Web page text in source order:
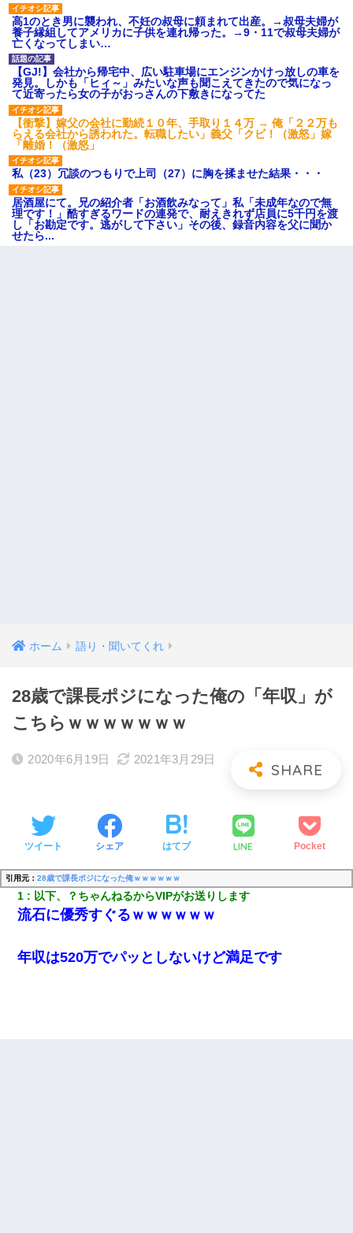
高1のとき男に襲われ、不妊の叔母に頼まれて出産。→叔母夫婦が
養子縁組してアメリカに子供を連れ帰った。→9・11で叔母夫婦が
亡くなってしまい…
【GJ!】会社から帰宅中、広い駐車場にエンジンかけっ放しの車を
発見。しかも「ヒィ～」みたいな声も聞こえてきたので気になっ
て近寄ったら女の子がおっさんの下敷きになってた
【衝撃】嫁父の会社に勤続１０年、手取り１４万 → 俺「２２万も
らえる会社から誘われた。転職したい」義父「クビ！（激怒」嫁
「離婚！（激怒」
私（23）冗談のつもりで上司（27）に胸を揉ませた結果・・・
居酒屋にて。兄の紹介者「お酒飲みなって」私「未成年なので無
理です！」酷すぎるワードの連発で、耐えきれず店員に5千円を渡
し「お勘定です。逃がして下さい」その後、録音内容を父に聞か
せたら...
ホーム 語り・聞いてくれ
28歳で課長ポジになった俺の「年収」が
こちらｗｗｗｗｗｗｗ
2020年6月19日 2021年3月29日
ツイート シェア はてブ LINE Pocket
引用元： 28歳で課長ポジになった俺ｗｗｗｗｗｗ
1 以下、？ちゃんねるからVIPがお送りします
流石に優秀すぐるｗｗｗｗｗｗ
年収は520万でパッとしないけど満足です